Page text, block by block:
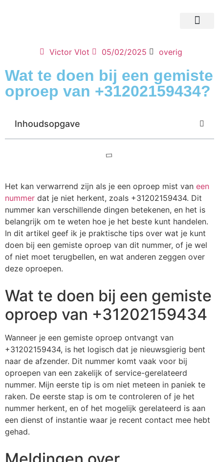
Victor Vlot 05/02/2025 overig
Wat te doen bij een gemiste
oproep van +31202159434?
Inhoudsopgave
Het kan verwarrend zijn als je een oproep mist van een
nummer dat je niet herkent, zoals +31202159434. Dit
nummer kan verschillende dingen betekenen, en het is
belangrijk om te weten hoe je het beste kunt handelen.
In dit artikel geef ik je praktische tips over wat je kunt
doen bij een gemiste oproep van dit nummer, of je wel
of niet moet terugbellen, en wat anderen zeggen over
deze oproepen.
Wat te doen bij een gemiste
oproep van +31202159434
Wanneer je een gemiste oproep ontvangt van
+31202159434, is het logisch dat je nieuwsgierig bent
naar de afzender. Dit nummer komt vaak voor bij
oproepen van een zakelijk of service-gerelateerd
nummer. Mijn eerste tip is om niet meteen in paniek te
raken. De eerste stap is om te controleren of je het
nummer herkent, en of het mogelijk gerelateerd is aan
een dienst of instantie waar je recent contact mee hebt
gehad.